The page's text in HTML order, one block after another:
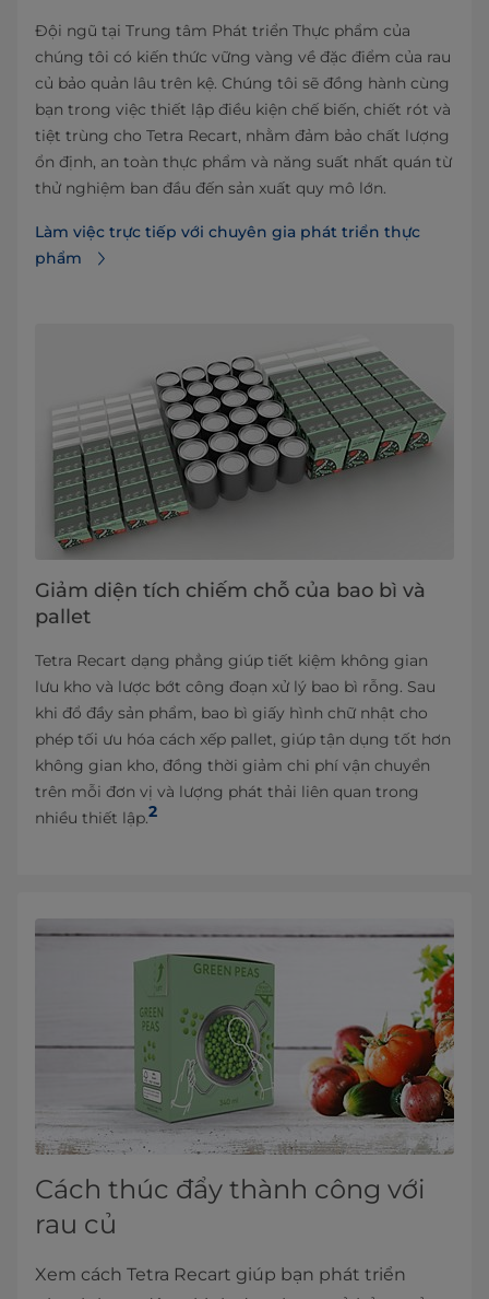
Đội ngũ tại Trung tâm Phát triển Thực phẩm của
chúng tôi có kiến thức vững vàng về đặc điểm của rau
củ bảo quản lâu trên kệ. Chúng tôi sẽ đồng hành cùng
bạn trong việc thiết lập điều kiện chế biến, chiết rót và
tiệt trùng cho Tetra Recart, nhằm đảm bảo chất lượng
ổn định, an toàn thực phẩm và năng suất nhất quán từ
thử nghiệm ban đầu đến sản xuất quy mô lớn.
Làm việc trực tiếp với chuyên gia phát triển thực
phẩm
Giảm diện tích chiếm chỗ của bao bì và
pallet
Tetra Recart dạng phẳng giúp tiết kiệm không gian
lưu kho và lược bớt công đoạn xử lý bao bì rỗng. Sau
khi đổ đầy sản phẩm, bao bì giấy hình chữ nhật cho
phép tối ưu hóa cách xếp pallet, giúp tận dụng tốt hơn
không gian kho, đồng thời giảm chi phí vận chuyển
trên mỗi đơn vị và lượng phát thải liên quan trong
nhiều thiết lập.2
Cách thúc đẩy thành công với
rau củ
Xem cách Tetra Recart giúp bạn phát triển